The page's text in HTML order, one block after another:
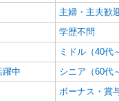
別ケア重視！高級シニア
ど＊大田原市/日払いOK
時給1500円〜2125円 ＜
費全支給(ガソリン代含む)＞
主婦・主夫歓
学歴不問
ミドル（40代
躍中
シニア（60代
ボーナス・賞